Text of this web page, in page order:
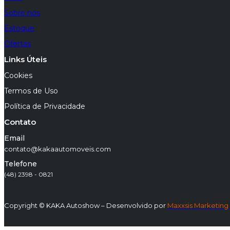
Sobre nós
Estoque
Ofertas
Links Úteis
Cookies
Termos de Uso
Política de Privacidade
Contato
Email
contato@kakaautomoveis.com
Telefone
(48) 2398 - 0821
Copyright © KAKA Autoshow – Desenvolvido por Maxxsis